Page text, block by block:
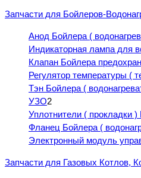
Запчасти для Бойлеров-
Анод Бойлера (
Индикаторная лампа для
Клапан Бойлера
Регулятор температуры (
Тэн Бойлера (
УЗО2
Уплотнители ( прокладки )
Фланец Бойлера (
Электронный модуль
Запчасти для Газовых Котлов,